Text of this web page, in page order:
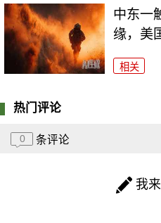
中东一
缘，美
相关
热门评论
0 条评论
我